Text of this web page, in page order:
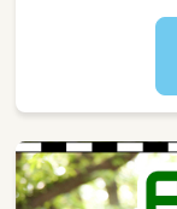
・お
・そ